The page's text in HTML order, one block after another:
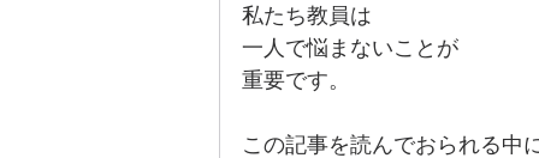
私たち教員は
一人で悩まないことが
重要です。
この記事を読んでおられる中